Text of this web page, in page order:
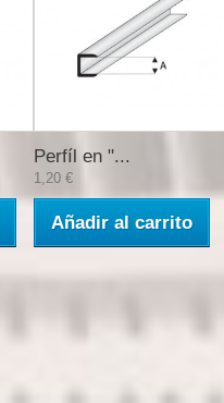
Perfíl en "...
1,20 €
Añadir al carrito